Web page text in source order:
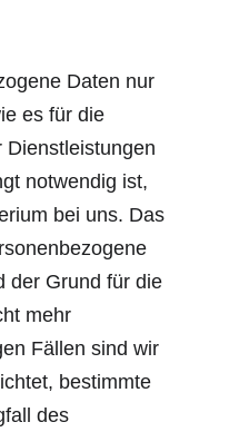
Daten nur
es für die
Dienstleistungen
notwendig ist,
bei uns. Das
der Grund für die
mehr
Fällen sind wir
bestimmte
des